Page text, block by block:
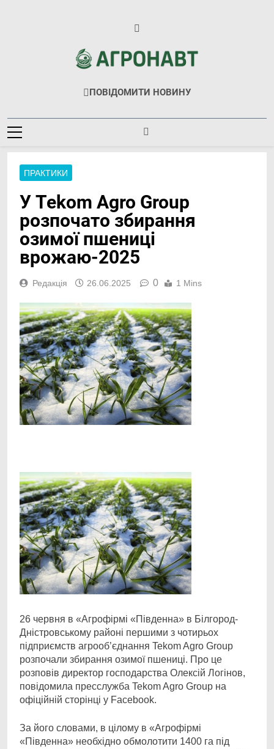
Агронавт
Новини Українського Агробізнесу
ПОВІДОМИТИ НОВИНУ
ПРАКТИКИ
У Tekom Agro Group
розпочато збирання
озимої пшениці
врожаю-2025
Редакція 26.06.2025 0 1 Mins
Link
26 червня в «Агрофірмі «Південна» в Білгород-
Дністровському районі першими з чотирьох
підприємств агрооб’єднання Tekom Agro Group
розпочали збирання озимої пшениці. Про це
розповів директор господарства Олексій Логінов,
повідомила пресслужба Tekom Agro Group на
офіційній сторінці у Facebook.
За його словами, в цілому в «Агрофірмі
«Південна» необхідно обмолотити 1400 га під